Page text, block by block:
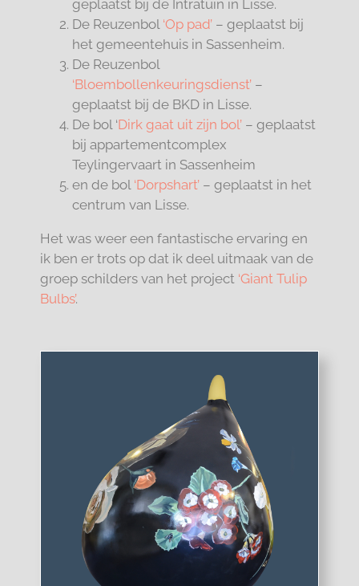
geplaatst bij de Intratuin in Lisse.
De Reuzenbol ‘Op pad’– geplaatst bij
het gemeentehuis in Sassenheim.
De Reuzenbol
‘Bloembollenkeuringsdienst’–
geplaatst bij de BKD in Lisse.
De bol ‘Dirk gaat uit zijn bol’– geplaatst
bij appartementcomplex
Teylingervaart in Sassenheim
en de bol‘Dorpshart’– geplaatst in het
centrum van Lisse.
Het was weer een fantastische ervaring en
ik ben er trots op dat ik deel uitmaak van de
groep schilders van het project ‘Giant Tulip
Bulbs’.